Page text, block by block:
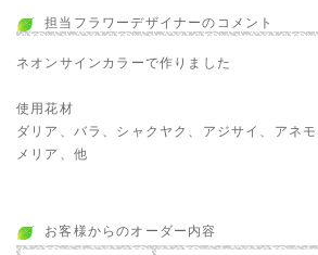
担当フラワーデザイナーのコメント
ネオンサインカラーで作りました
使用花材
ダリア、バラ、シャクヤク、アジサイ、アネ
メリア、他
お客様からのオーダー内容